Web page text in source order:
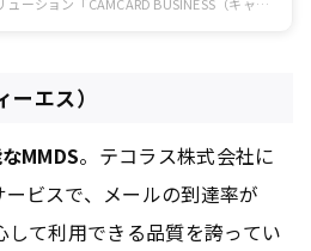
エス）
MMDS。テコラス株式会社に
ビスで、メールの到達率が
て利用できる品質を誇ってい